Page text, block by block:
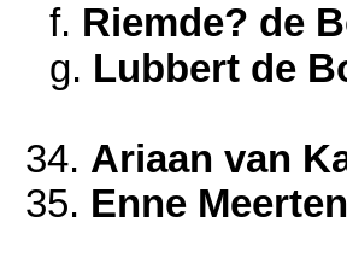
f. Riemde? de
g. Lubbert de
34. Ariaan van
35. Enne